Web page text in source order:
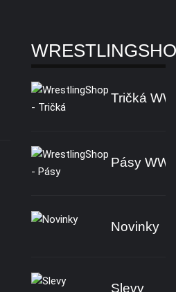
Tričká
Pásy
Novinky
Slevy